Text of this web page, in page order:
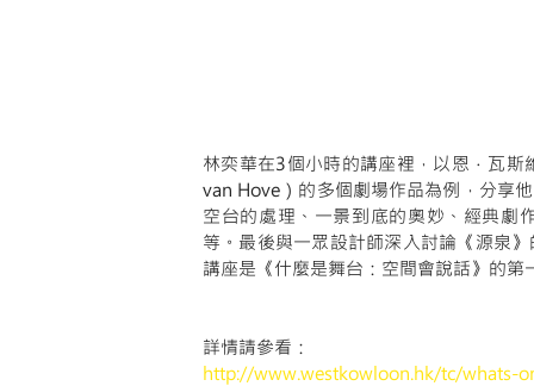
林奕華在3個小時的講座裡，以恩．瓦
van Hove）的多個劇場作品為例，分享
空台的處理、一景到底的奧妙、經典劇
等。最後與一眾設計師深入討論《源泉
講座是《什麼是舞台：空間會說話》的第
詳情請參看：
http://www.westkowloon.hk/tc/whats-